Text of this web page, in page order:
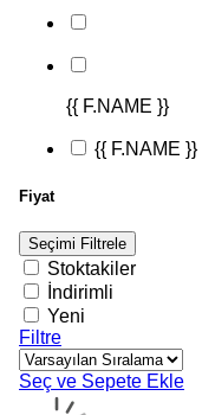
{{ F.NAME }}
{{ F.NAME }}
Fiyat
Seçimi Filtrele
Stoktakiler
İndirimli
Yeni
Filtre
Seç ve Sepete Ekle